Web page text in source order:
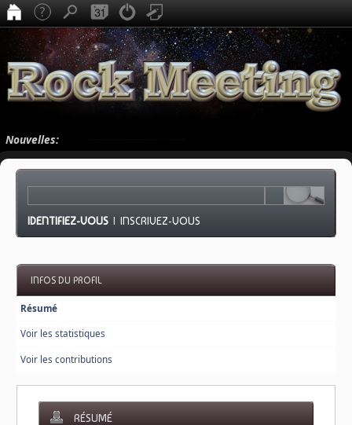
Nouvelles:
IDENTIFIEZ-VOUS |INSCRIVEZ-VOUS
INFOS DU PROFIL
Résumé
Voir les statistiques
Voir les contributions
RÉSUMÉ